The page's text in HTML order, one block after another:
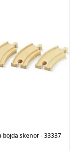
böjda skenor - 33337